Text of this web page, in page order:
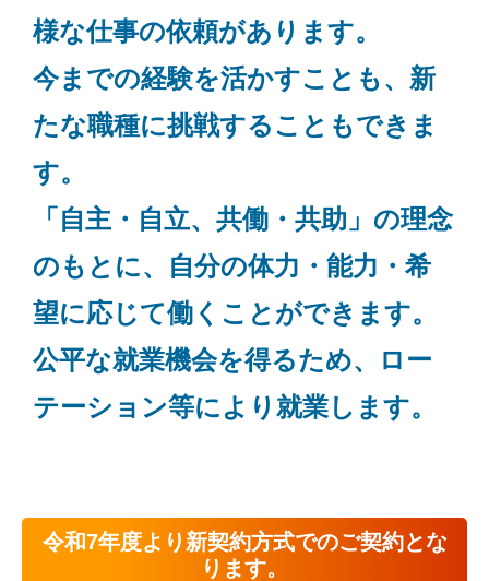
様な仕事の依頼があります。
今までの経験を活かすことも、新
たな職種に挑戦することもできま
す。
「自主・自立、共働・共助」の理念
のもとに、自分の体力・能力・希
望に応じて働くことができます。
​公平な就業機会を得るため、ロー
テーション等により就業します。
令和7年度より新契約方式でのご契約とな
ります。